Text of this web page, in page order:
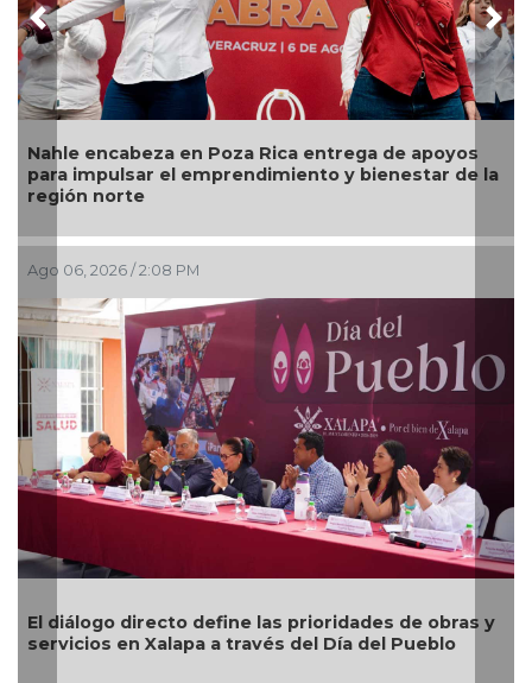
Nahle encabeza en Poza Rica entrega de apoyos
para impulsar el emprendimiento y bienestar de la
región norte
Ago 06, 2026 / 2:08 PM
El diálogo directo define las prioridades de obras y
servicios en Xalapa a través del Día del Pueblo
Previous